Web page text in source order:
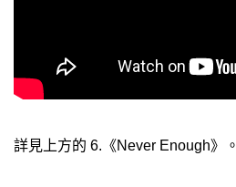
詳見上方的 6.《Never Enough》。